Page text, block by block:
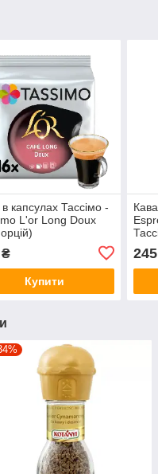
капсулах Тассімо -
L'or Long Doux
Купити
245